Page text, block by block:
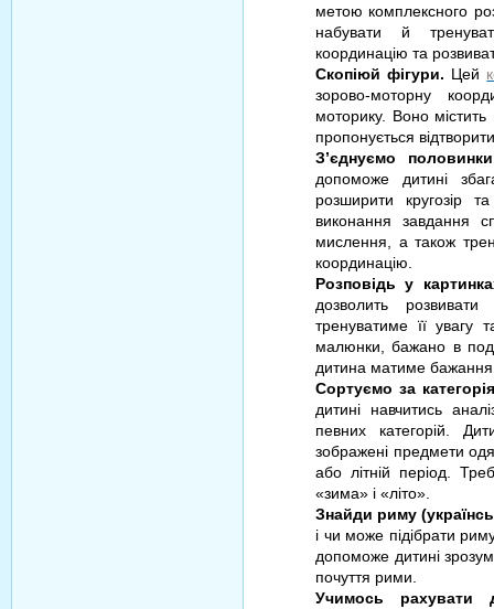
метою комплексного
набувати й
координацію та
Скопіюй фігури. Цей
зорово-моторну
моторику. Воно містить
пропонується
З’єднуємо
допоможе дитині
розширити кругозір
виконання завдання
мислення, а також
координацію.
Розповідь у
дозволить
тренуватиме її увагу
малюнки, бажано в
дитина матиме
Сортуємо за
дитині навчитись
певних категорій.
зображені предмети
або літній період.
«зима» і «літо».
Знайди риму
і чи може підібрати
допоможе дитині
почуття рими.
Учимось рахувати